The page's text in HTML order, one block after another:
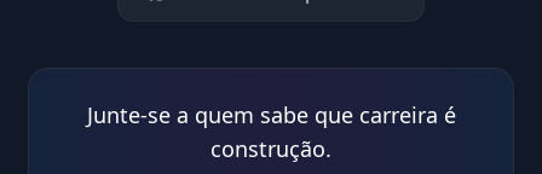
Junte-se a quem sabe que carreira é
construção.